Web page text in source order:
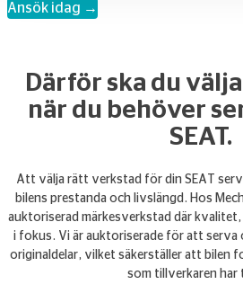
Ansök idag →
Därför ska du
när du behöver
SEAT.
Att välja rätt verkstad för din SEAT
bilens prestanda och livslängd. Hos
auktoriserad märkesverkstad där
i fokus. Vi är auktoriserade för att serva
originaldelar, vilket säkerställer att bilen
som tillverkaren har